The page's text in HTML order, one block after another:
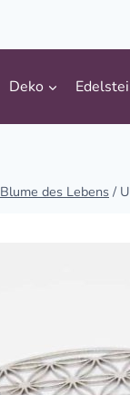
Deko
Blume des Lebens /